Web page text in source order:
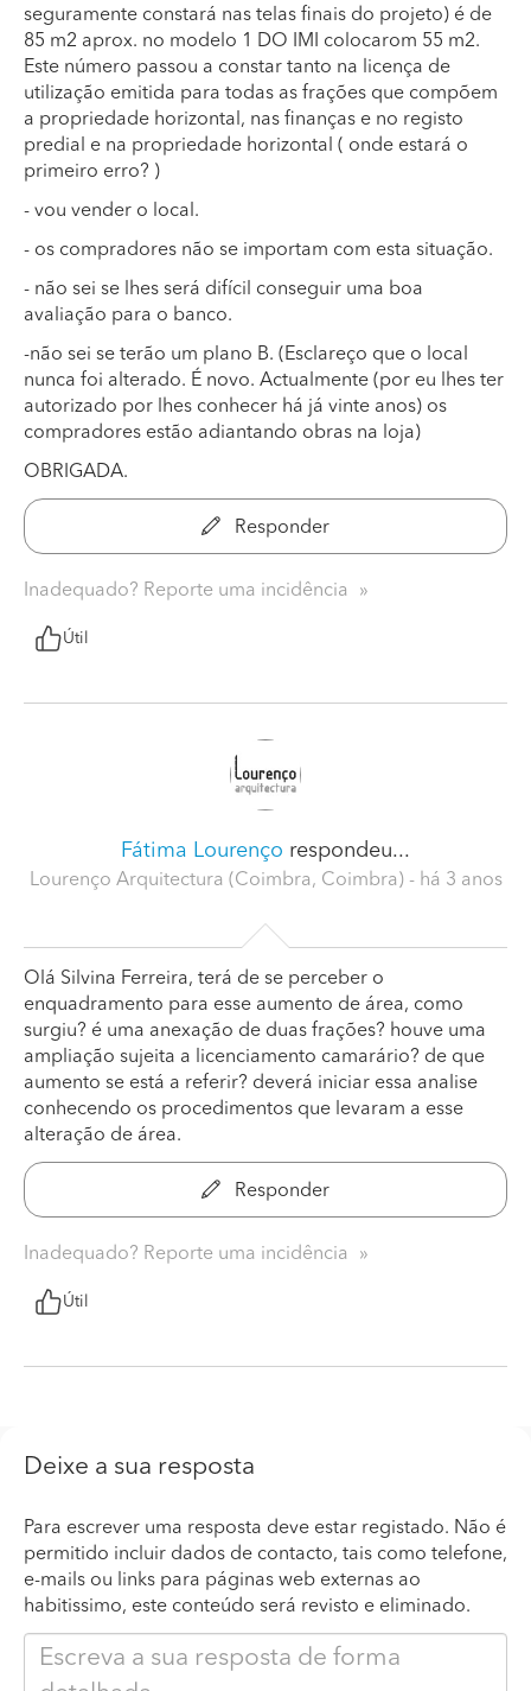
seguramente constará nas telas finais do projeto) é de
85 m2 aprox. no modelo 1 DO IMI colocarom 55 m2.
Este número passou a constar tanto na licença de
utilização emitida para todas as frações que compõem
a propriedade horizontal, nas finanças e no registo
predial e na propriedade horizontal ( onde estará o
primeiro erro? )
- vou vender o local.
- os compradores não se importam com esta situação.
- não sei se lhes será difícil conseguir uma boa
avaliação para o banco.
-não sei se terão um plano B. (Esclareço que o local
nunca foi alterado. É novo. Actualmente (por eu lhes ter
autorizado por lhes conhecer há já vinte anos) os
compradores estão adiantando obras na loja)
OBRIGADA.
Responder
Inadequado? Reporte uma incidência
Útil
Fátima Lourenço respondeu...
Lourenço Arquitectura (Coimbra, Coimbra) - há 3 anos
Olá Silvina Ferreira, terá de se perceber o
enquadramento para esse aumento de área, como
surgiu? é uma anexação de duas frações? houve uma
ampliação sujeita a licenciamento camarário? de que
aumento se está a referir? deverá iniciar essa analise
conhecendo os procedimentos que levaram a esse
alteração de área.
Responder
Inadequado? Reporte uma incidência
Útil
Deixe a sua resposta
Para escrever uma resposta deve estar registado. Não é
permitido incluir dados de contacto, tais como telefone,
e-mails ou links para páginas web externas ao
habitissimo, este conteúdo será revisto e eliminado.